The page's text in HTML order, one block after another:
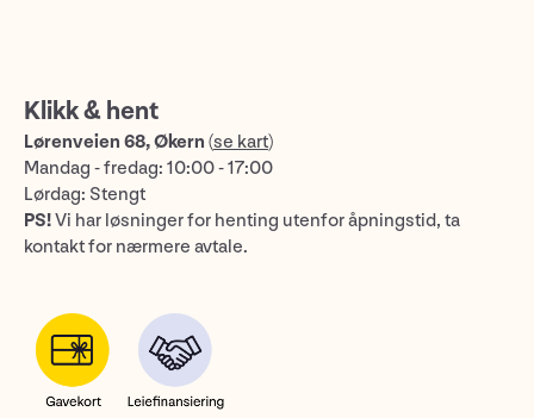
Klikk & hent
Lørenveien 68, Økern (se kart)
Mandag - fredag: 10:00 - 17:00
Lørdag: Stengt
PS!Vi har løsninger for henting utenfor åpningstid, ta
kontakt for nærmere avtale.